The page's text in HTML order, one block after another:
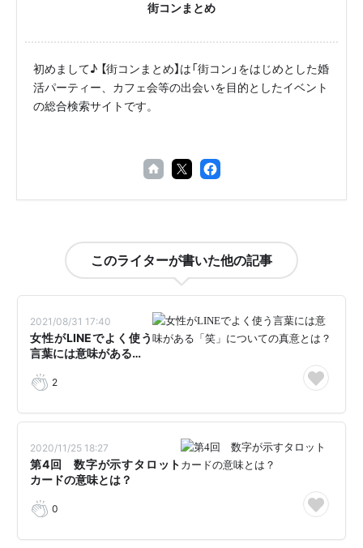
街コンまとめ
初めまして♪ 【街コンまとめ】は「街コン」をはじめとした婚
活パーティー、カフェ会等の出会いを目的としたイベント
の総合検索サイトです。
このライターが書いた他の記事
2021/08/31 17:40
女性がLINEでよく使う
言葉には意味がある…
2
2020/11/25 18:27
第4回 数字が示すタロット
カードの意味とは？
0